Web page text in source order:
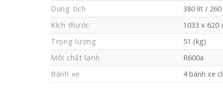
Dung tích
380 lít /
Kích thước
1033 x 620
Trọng lượng
51 (kg)
Môi chất lạnh
R600a
Bánh xe
4 bánh xe